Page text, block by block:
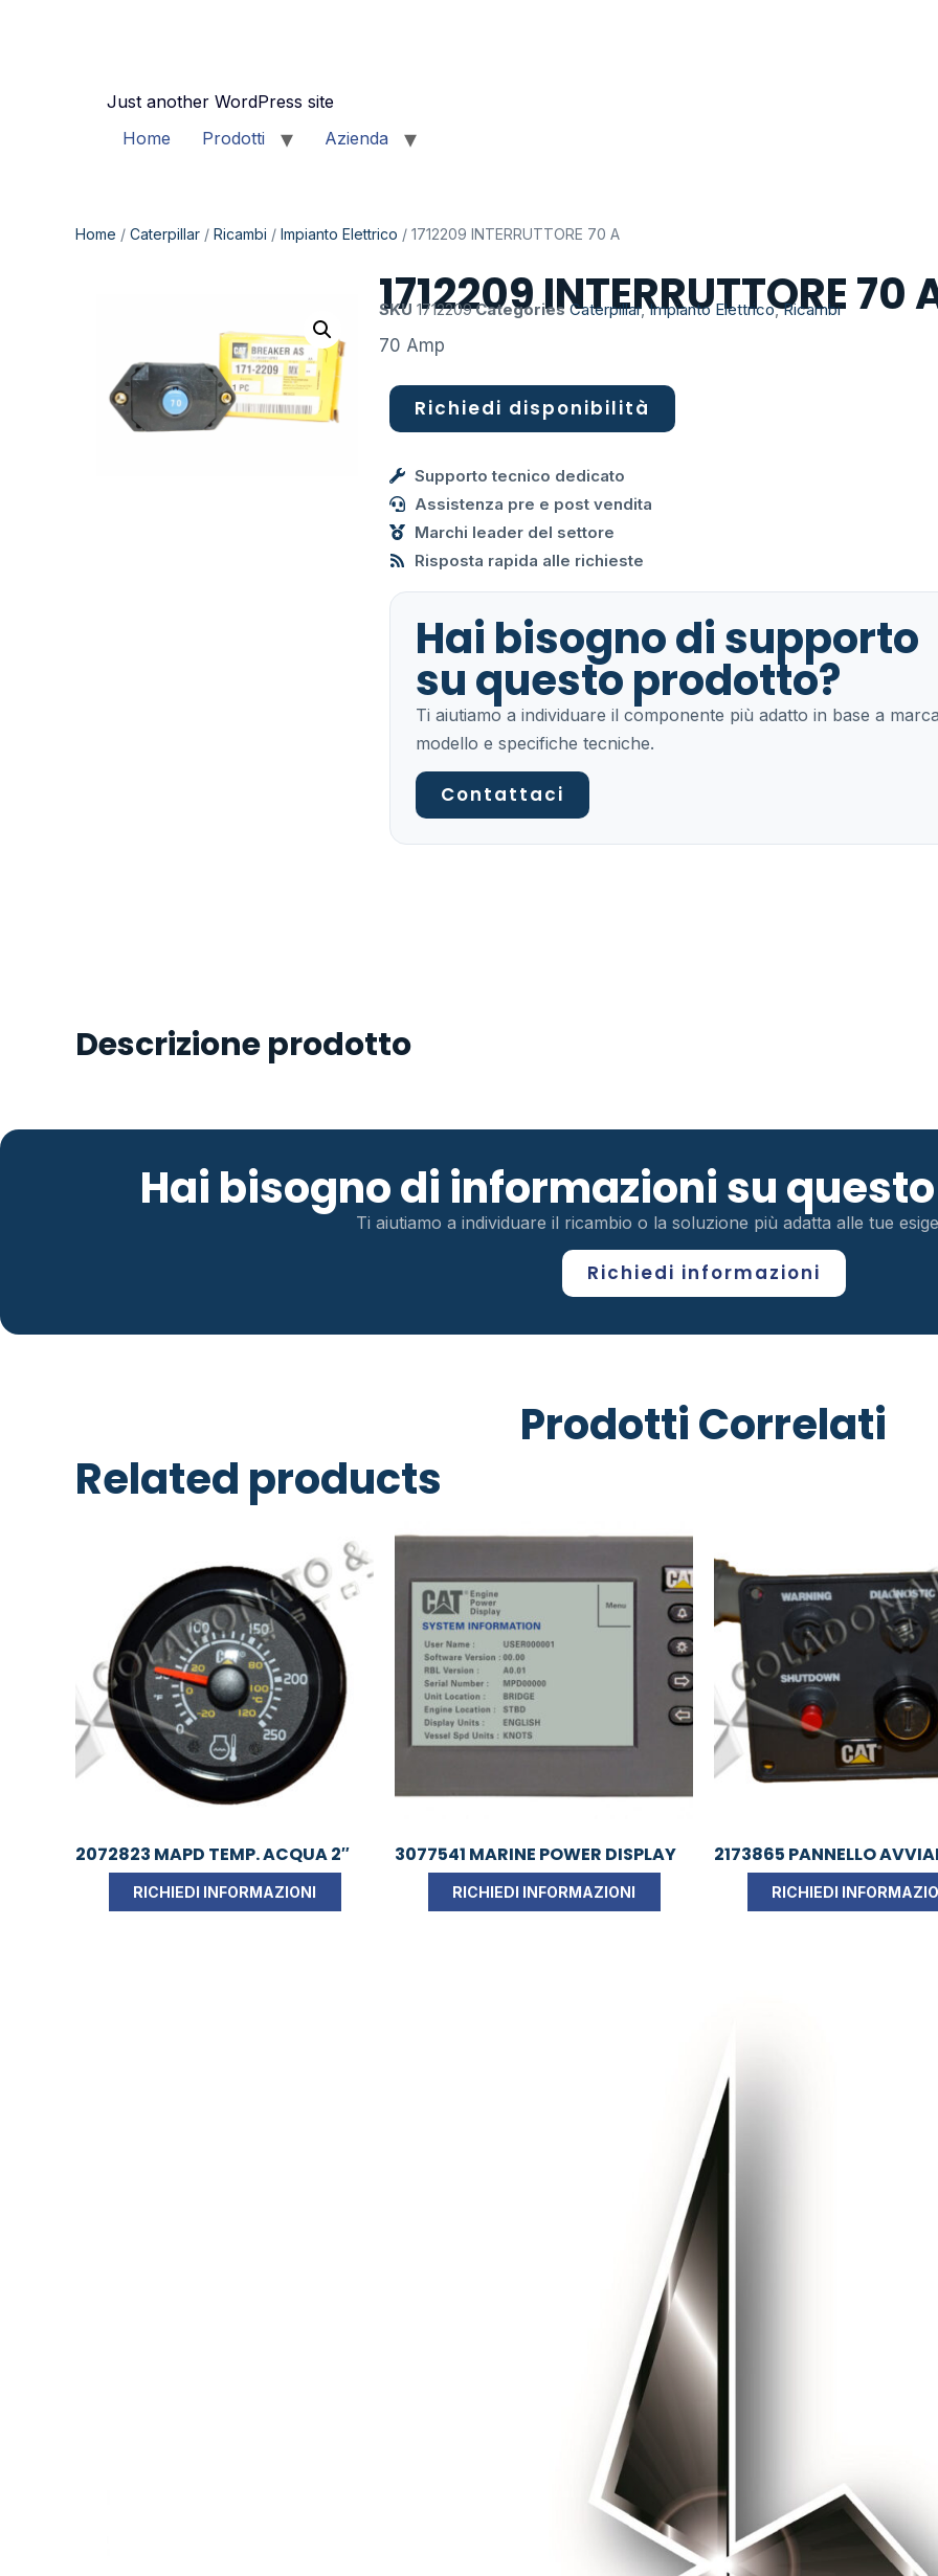
Just another WordPress site
Home
Prodotti Azienda
Home / Caterpillar / Ricambi / Impianto Elettrico / 1712209 INTERRUTTORE 70 A
1712209 INTERRUTTORE 70
SKU1712209Categories Caterpillar,Impianto Elettrico,Ricambi
70 Amp
Richiedi disponibilità
Supporto tecnico dedicato
Assistenza pre e post vendita
Marchi leader del settore
Risposta rapida alle richieste
Hai bisogno di supporto
su questo prodotto?
Ti aiutiamo a individuare il componente più adatto in base a
modello e specifiche tecniche.
Contattaci
Descrizione prodotto
Hai bisogno di informazioni su
Ti aiutiamo a individuare il ricambio o la soluzione più adatta alle tue
Richiedi informazioni
Prodotti Correlati
Related products
2072823 MAPD TEMP. ACQUA 2″
RICHIEDI INFORMAZIONI
3077541 MARINE POWER DISPLAY
RICHIEDI INFORMAZIONI
2173865 PANNELLO
RICHIEDI